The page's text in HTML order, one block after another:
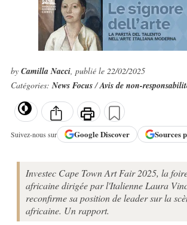
by Camilla Nacci, publié le 22/02/2025
Catégories:News Focus/Avis de non-
Suivez-nous sur GoogleDiscover Sources
Investec Cape Town Art Fair 2025, la
africaine dirigée par l'Italienne Laura
reconfirme sa position de leader sur la
africaine. Un rapport.